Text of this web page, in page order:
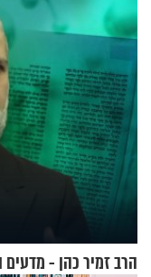
הרב זמיר כהן - מדעים ויהדות, פרק 1: